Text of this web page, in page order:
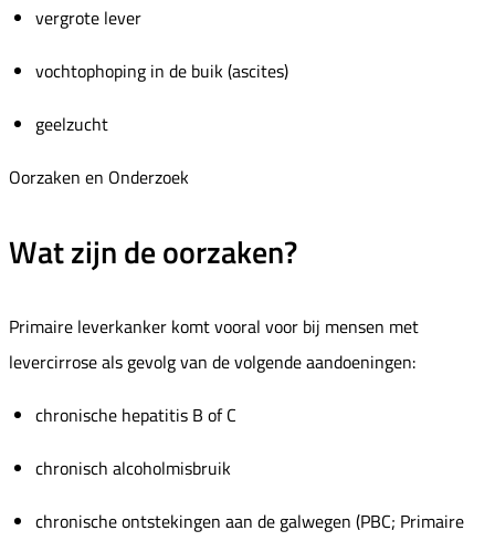
vergrote lever
vochtophoping in de buik (ascites)
geelzucht
Oorzaken en Onderzoek
Wat zijn de oorzaken?
Primaire leverkanker komt vooral voor bij mensen met
levercirrose als gevolg van de volgende aandoeningen:
chronische hepatitis B of C
chronisch alcoholmisbruik
chronische ontstekingen aan de galwegen (PBC; Primaire